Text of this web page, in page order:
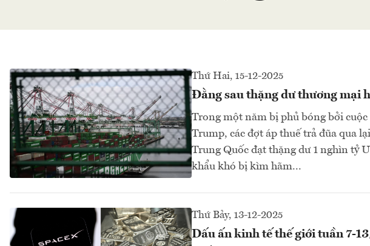
Thứ Hai, 15-12-2025
Đằng sau thặng dư thương mại
Trong một năm bị phủ bóng bởi
Trump, các đợt áp thuế trả đũa qua
Trung Quốc đạt thặng dư 1 nghìn tỷ
khẩu khó bị kìm hãm...
Thứ Bảy, 13-12-2025
Dấu ấn kinh tế thế giới tuần 7-